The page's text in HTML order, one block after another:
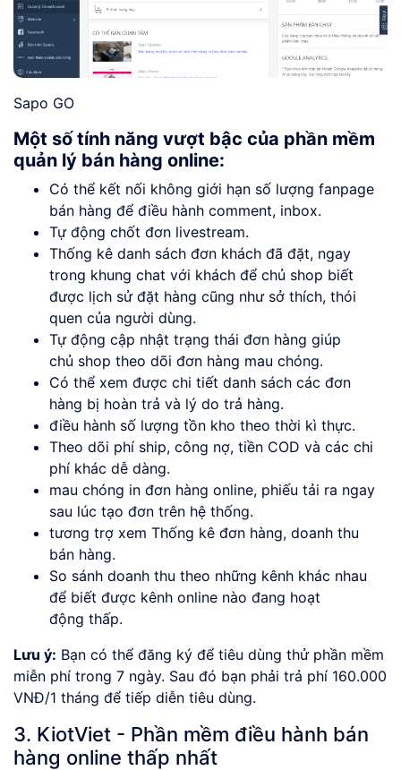
Sapo GO
Một số tính năng vượt bậc của phần mềm
quản lý bán hàng online:
Có thể kết nối không giới hạn số lượng fanpage
bán hàng để điều hành comment, inbox.
Tự động chốt đơn livestream.
Thống kê danh sách đơn khách đã đặt, ngay
trong khung chat với khách để chủ shop biết
được lịch sử đặt hàng cũng như sở thích, thói
quen của người dùng.
Tự động cập nhật trạng thái đơn hàng giúp
chủ shop theo dõi đơn hàng mau chóng.
Có thể xem được chi tiết danh sách các đơn
hàng bị hoàn trả và lý do trả hàng.
điều hành số lượng tồn kho theo thời kì thực.
Theo dõi phí ship, công nợ, tiền COD và các chi
phí khác dễ dàng.
mau chóng in đơn hàng online, phiếu tải ra ngay
sau lúc tạo đơn trên hệ thống.
tương trợ xem Thống kê đơn hàng, doanh thu
bán hàng.
So sánh doanh thu theo những kênh khác nhau
để biết được kênh online nào đang hoạt
động thấp.
Lưu ý: Bạn có thể đăng ký để tiêu dùng thử phần mềm
miễn phí trong 7 ngày. Sau đó bạn phải trả phí 160.000
VNĐ/1 tháng để tiếp diễn tiêu dùng.
3. KiotViet - Phần mềm điều hành bán
hàng online thấp nhất